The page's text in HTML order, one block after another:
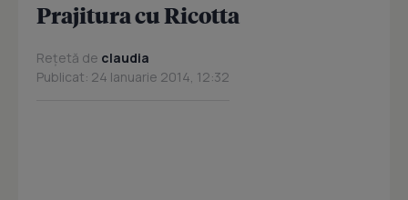
Prajitura cu Ricotta
Rețetă de claudia
Publicat: 24 Ianuarie 2014, 12:32